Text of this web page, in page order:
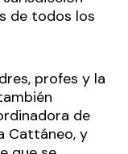
de todos los
profes y la
de
Cattáneo, y